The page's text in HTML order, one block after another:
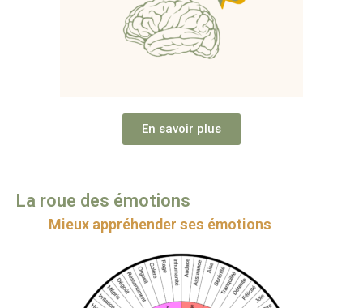
En savoir plus
La roue des émotions
Mieux appréhender ses émotions